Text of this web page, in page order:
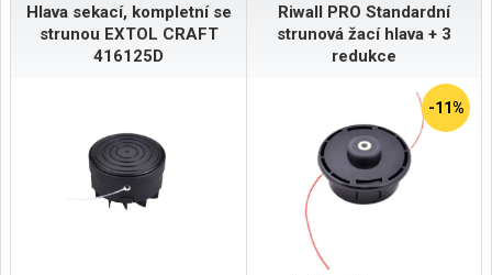
Hlava sekací, kompletní se
strunou EXTOL CRAFT
416125D
Riwall PRO Standardní
strunová žací hlava + 3
redukce
-11%